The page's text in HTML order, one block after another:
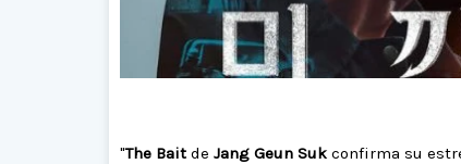
"The Baitde Jang Geun Sukconfirma su